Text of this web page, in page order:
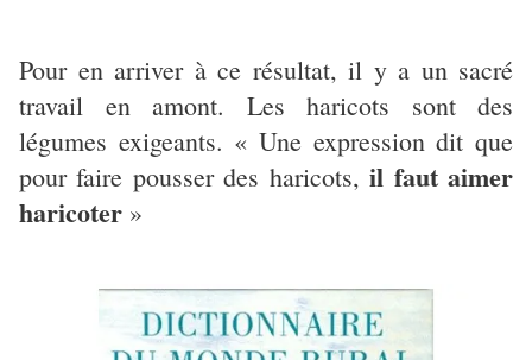
Pour en arriver à ce résultat, il y a un sacré
travail en amont. Les haricots sont des
légumes exigeants. « Une expression dit que
pour faire pousser des haricots,il faut aimer
haricoter »